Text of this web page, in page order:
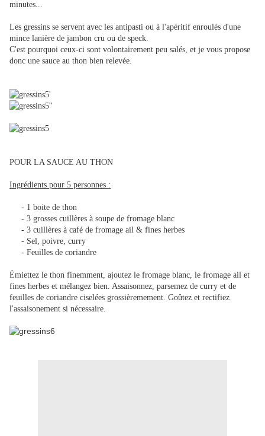
minutes...
Les gressins se servent avec les antipasti ou à l'apéritif enroulés d'une
mince lanière de jambon cru ou de speck.
C'est pourquoi ceux-ci sont volontairement peu salés, et je vous propose
donc une sauce au thon bien relevée.
POUR LA SAUCE AU THON
Ingrédients pour 5 personnes :
- 1 boite de thon
- 3 grosses cuillères à soupe de fromage blanc
- 3 cuillères à café de fromage ail & fines herbes
- Sel, poivre, curry
- Feuilles de coriandre
Émiettez le thon finemment, ajoutez le fromage blanc, le fromage ail et
fines herbes et mélangez bien. Assaisonnez, parsemez de curry et de
feuilles de coriandre ciselées grossièremement. Goûtez et rectifiez
l'assaisonement si nécessaire.